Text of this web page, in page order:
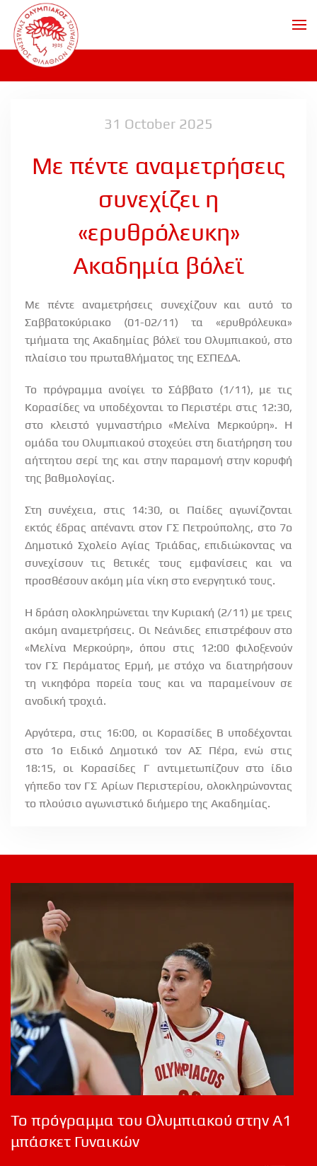
Skip to main content
31 October 2025
Με πέντε αναμετρήσεις
συνεχίζει η
«ερυθρόλευκη»
Ακαδημία βόλεϊ
Με πέντε αναμετρήσεις συνεχίζουν και αυτό το
Σαββατοκύριακο (01-02/11) τα «ερυθρόλευκα»
τμήματα της Ακαδημίας βόλεϊ του Ολυμπιακού, στο
πλαίσιο του πρωταθλήματος της ΕΣΠΕΔΑ.
Το πρόγραμμα ανοίγει το Σάββατο (1/11), με τις
Κορασίδες να υποδέχονται το Περιστέρι στις 12:30,
στο κλειστό γυμναστήριο «Μελίνα Μερκούρη». Η
ομάδα του Ολυμπιακού στοχεύει στη διατήρηση του
αήττητου σερί της και στην παραμονή στην κορυφή
της βαθμολογίας.
Στη συνέχεια, στις 14:30, οι Παίδες αγωνίζονται
εκτός έδρας απέναντι στον ΓΣ Πετρούπολης, στο 7ο
Δημοτικό Σχολείο Αγίας Τριάδας, επιδιώκοντας να
συνεχίσουν τις θετικές τους εμφανίσεις και να
προσθέσουν ακόμη μία νίκη στο ενεργητικό τους.
Η δράση ολοκληρώνεται την Κυριακή (2/11) με τρεις
ακόμη αναμετρήσεις. Οι Νεάνιδες επιστρέφουν στο
«Μελίνα Μερκούρη», όπου στις 12:00 φιλοξενούν
τον ΓΣ Περάματος Ερμή, με στόχο να διατηρήσουν
τη νικηφόρα πορεία τους και να παραμείνουν σε
ανοδική τροχιά.
Αργότερα, στις 16:00, οι Κορασίδες Β υποδέχονται
στο 1ο Ειδικό Δημοτικό τον ΑΣ Πέρα, ενώ στις
18:15, οι Κορασίδες Γ αντιμετωπίζουν στο ίδιο
γήπεδο τον ΓΣ Αρίων Περιστερίου, ολοκληρώνοντας
το πλούσιο αγωνιστικό διήμερο της Ακαδημίας.
Το πρόγραμμα του Ολυμπιακού στην Α1
μπάσκετ Γυναικών